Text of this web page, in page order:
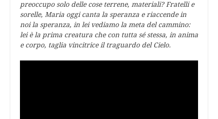
preoccupo solo delle cose terrene, materiali? Fratelli e
sorelle, Maria oggi canta la speranza e riaccende in
noi la speranza, in lei vediamo la meta del cammino:
lei è la prima creatura che con tutta sé stessa, in anima
e corpo, taglia vincitrice il traguardo del Cielo.